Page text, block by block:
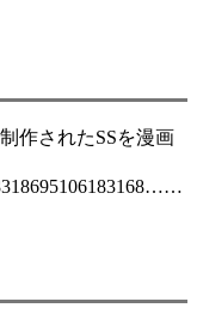
作されたSSを漫画